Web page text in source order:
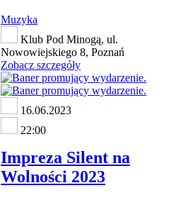
Muzyka
Klub Pod Minogą, ul.
Nowowiejskiego 8, Poznań
Zobacz szczegóły
16.06.2023
22:00
Impreza Silent na
Wolności 2023